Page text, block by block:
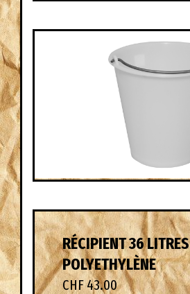
RÉCIPIENT 36 LITRES
POLYETHYLÈNE
CHF 43.00